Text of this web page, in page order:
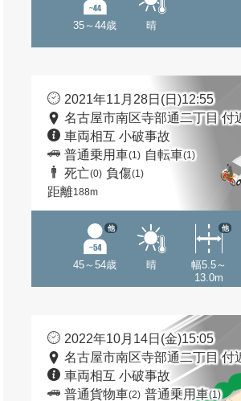
35～44歳 晴
2021年11月28日(日)12:55
名古屋市南区寺部通二丁目 付
車両相互 小破事故
普通乗用車(1) 自転車(1)
死亡(0) 負傷(1)
距離188m
45～54歳
他
晴
幅5.5～
13.0m
他
2022年10月14日(金)15:05
名古屋市南区寺部通二丁目 付
車両相互 小破事故
普通貨物車(2) 普通乗用車(1)